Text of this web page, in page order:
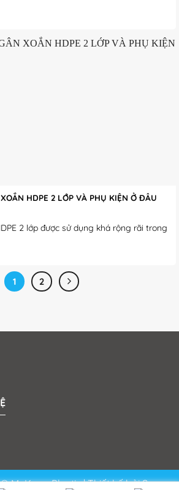
HDPE 2 LỚP VÀ PHỤ KIỆN Ở ĐÂU
2 lớp được sử dụng khá rộng rãi trong
1 2
MeKong Plastic | Thiết kế bởiSun